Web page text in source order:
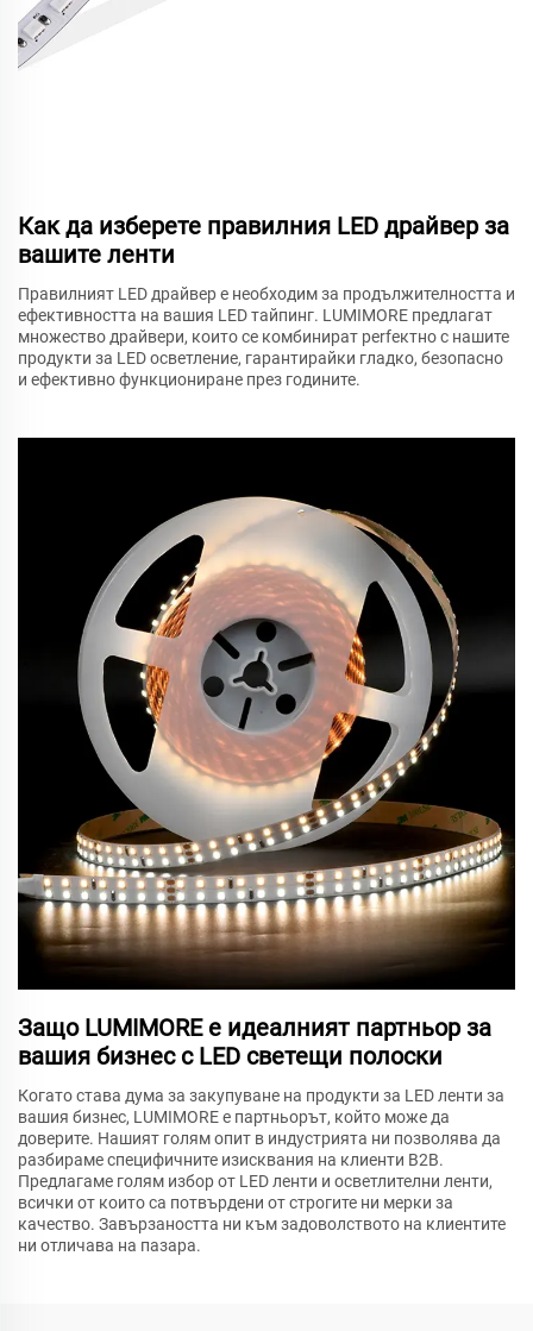
Как да изберете правилния LED драйвер за
вашите ленти
Правилният LED драйвер е необходим за продължителността и
ефективността на вашия LED тайпинг. LUMIMORE предлагат
множество драйвери, които се комбинират perfектно с нашите
продукти за LED осветление, гарантирайки гладко, безопасно
и ефективно функциониране през годините.
Защо LUMIMORE е идеалният партньор за
вашия бизнес с LED светещи полоски
Когато става дума за закупуване на продукти за LED ленти за
вашия бизнес, LUMIMORE е партньорът, който може да
доверите. Нашият голям опит в индустрията ни позволява да
разбираме специфичните изисквания на клиенти B2B.
Предлагаме голям избор от LED ленти и осветлителни ленти,
всички от които са потвърдени от строгите ни мерки за
качество. Завързаността ни към задоволството на клиентите
ни отличава на пазара.